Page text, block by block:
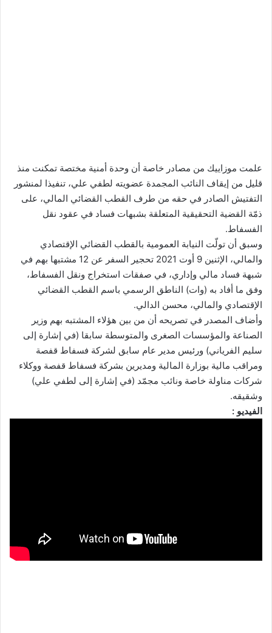
علمت موزاييك من مصادر خاصة أن وحدة أمنية مختصة تمكنت منذ
قليل من إيقاف النائب المجمدة عضويته لطفي علي، تنفيذا لمنشور
التفتيش الصادر في حقه من طرف القطب القضائي المالي، على
ذمّة القضية التحقيقية المتعلقة بشبهات فساد في عقود نقل
الفسفاط.
وسبق أن تولّت النيابة العمومية بالقطب القضائي الإقتصادي
والمالي، الإثنين 9 أوت 2021 تحجير السفر عن 12 مشتبها بهم في
شبهة فساد مالي وإداري، في صفقات استخراج ونقل الفسفاط،
وفق ما أفاد به (وات) الناطق الرسمي باسم القطب القضائي
الإقتصادي والمالي، محسن الدالي.
وأضاف المصدر في تصريحه أن من بين هؤلاء المشتبه بهم وزير
الصناعة والمؤسسات الصغرى والمتوسطة سابقا (في إشارة إلى
سليم الفرياني) ورئيس مدير عام سابق لشركة فسفاط قفصة
ومراقب مالية بوزارة المالية ومديرين بشركة فسفاط قفصة ووكلاء
شركات مناولة خاصة ونائب مجمّد (في إشارة إلى لطفي علي)
وشقيقه.
الفيديو :